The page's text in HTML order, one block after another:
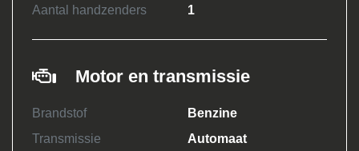
Aantal handzenders
1
Motor en transmissie
Brandstof
Benzine
Transmissie
Automaat